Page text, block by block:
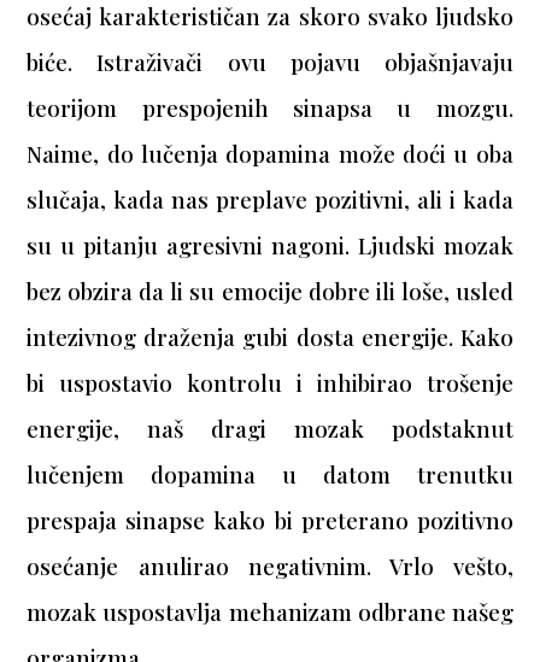
osećaj karakterističan za skoro svako ljudsko
biće. Istraživači ovu pojavu objašnjavaju
teorijom prespojenih sinapsa u mozgu.
Naime, do lučenja dopamina može doći u oba
slučaja, kada nas preplave pozitivni, ali i kada
su u pitanju agresivni nagoni. Ljudski mozak
bez obzira da li su emocije dobre ili loše, usled
intezivnog draženja gubi dosta energije. Kako
bi uspostavio kontrolu i inhibirao trošenje
energije, naš dragi mozak podstaknut
lučenjem dopamina u datom trenutku
prespaja sinapse kako bi preterano pozitivno
osećanje anulirao negativnim. Vrlo vešto,
mozak uspostavlja mehanizam odbrane našeg